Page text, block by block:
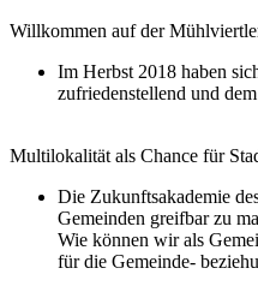
Willkommen auf der
Im Herbst 2018 haben
zufriedenstellend und
Multilokalität als Chance für
Die Zukunftsakademie
Gemeinden greifbar zu
Wie können wir als
für die Gemeinde-